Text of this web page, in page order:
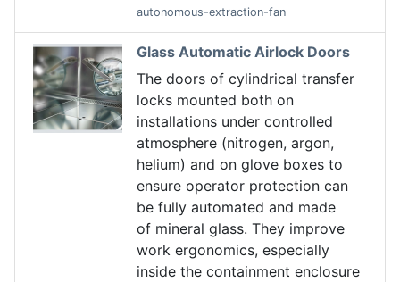
autonomous-extraction-fan
Glass Automatic Airlock Doors
The doors of cylindrical transfer
locks mounted both on
installations under controlled
atmosphere (nitrogen, argon,
helium) and on glove boxes to
ensure operator protection can
be fully automated and made
of mineral glass. They improve
work ergonomics, especially
inside the containment enclosure